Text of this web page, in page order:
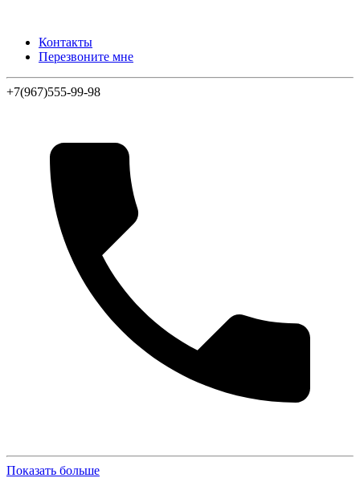
Контакты
Перезвоните мне
+7(967)555-99-98
Показать больше